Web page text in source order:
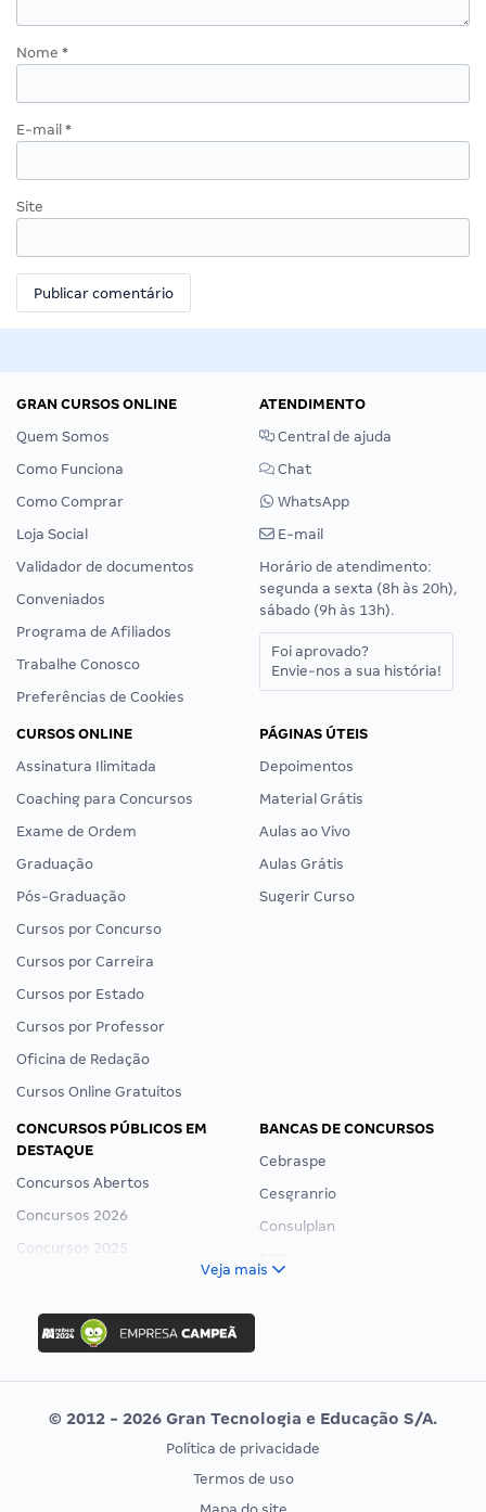
Nome *
E-mail *
Site
GRAN CURSOS ONLINE
Quem Somos
Como Funciona
Como Comprar
Loja Social
Validador de documentos
Conveniados
Programa de Afiliados
Trabalhe Conosco
Preferências de Cookies
ATENDIMENTO
Central de ajuda
Chat
WhatsApp
E-mail
Horário de atendimento:
segunda a sexta (8h às 20h),
sábado (9h às 13h).
Foi aprovado?
Envie-nos a sua história!
CURSOS ONLINE
Assinatura Ilimitada
Coaching para Concursos
Exame de Ordem
Graduação
Pós-Graduação
Cursos por Concurso
Cursos por Carreira
Cursos por Estado
Cursos por Professor
Oficina de Redação
Cursos Online Gratuitos
PÁGINAS ÚTEIS
Depoimentos
Material Grátis
Aulas ao Vivo
Aulas Grátis
Sugerir Curso
CONCURSOS PÚBLICOS EM
DESTAQUE
Concursos Abertos
Concursos 2026
Concursos 2025
Concurso Ibama
Concurso MPU
Editais publicados
BANCAS DE CONCURSOS
Cebraspe
Cesgranrio
Consulplan
Vunesp
CONCURSOS POR PROFISSÃO
EXAME DE ORDEM
Veja mais
© 2012 - 2026 Gran Tecnologia e Educação S/A.
Política de privacidade
Termos de uso